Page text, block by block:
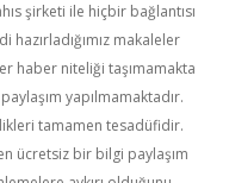
şirketi ile hiçbir bağlantısı
hazırladığımız makaleler
haber niteliği taşımamakta
yapılmamaktadır.
tamamen tesadüfidir.
ücretsiz bir bilgi paylaşım